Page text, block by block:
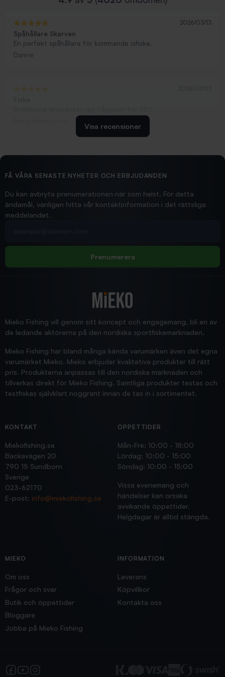
2026/03/13
Spåhållare Skarven
En perfekt spåhållare för kommande isfiske.
Danne
2026/02/19
Hittade exakt vad jag behövde. Snabb och bra...
Jensa
Visa recensioner
FÅ VÅRA SENASTE NYHETER OCH ERBJUDANDEN
Du kan avbryta prenumerationen när som helst. För detta
ändamål, vänligen hitta vår kontaktinformation i det rättsliga
meddelandet.
Prenumerera
Mieko Fishing vill genom sitt koncept och engagemang, bli en av
de ledande aktörerna på den nordiska sportfiskemarknaden.
Mieko Fishing har bland många kända varumärken även det egna
varumärket Mieko. Mieko erbjuder kvalitativa produkter till rätt
pris. Produkterna anpassas till den nordiska marknaden och
tillverkas direkt för Mieko Fishing. Samtliga produkter testas och
testfiskas självklart noggrant innan de tas in i sortimentet.
KONTAKT
Miekofishing.se
Backavägen 20
790 15 Sundborn
Sverige
023-62170
E-post: info@miekofishing.se
ÖPPETTIDER
Mån-Fre: 10:00 - 18:00
Lördag: 10:00 - 15:00
Söndag: 10:00 - 15:00
Vissa evenemang och
händelser kan orsaka
avvikande öppettider.
Helgdagar är alltid stängda.
MIEKO
Om oss
Frågor och svar
Butik och öppettider
Bloggare
Jobba på Mieko Fishing
INFORMATION
Leverans
Köpvillkor
Kontakta oss
Facebook
YouTubeInstagram